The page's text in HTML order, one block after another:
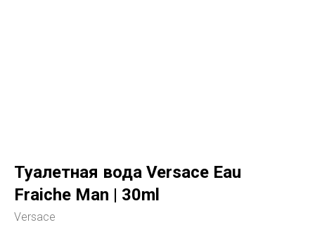
Туалетная вода Versace Eau
Fraiche Man | 30ml
Versace